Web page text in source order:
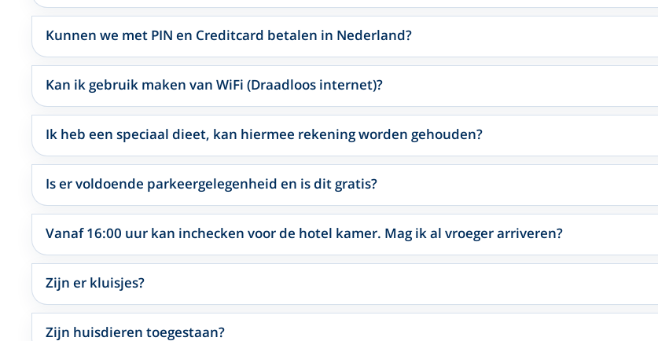
Kunnen we met PIN en Creditcard betalen in Nederland?
Kan ik gebruik maken van WiFi (Draadloos internet)?
Ik heb een speciaal dieet, kan hiermee rekening worden gehouden?
Is er voldoende parkeergelegenheid en is dit gratis?
Vanaf 16:00 uur kan inchecken voor de hotel kamer. Mag ik al vroeger arriveren?
Zijn er kluisjes?
Zijn huisdieren toegestaan?